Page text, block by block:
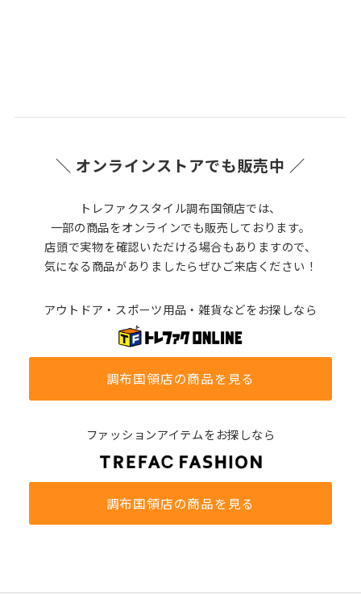
＼ オンラインストアでも販売中 ／
トレファクスタイル調布国領店では、
一部の商品をオンラインでも販売しております。
店頭で実物を確認いただける場合もありますので、
気になる商品がありましたらぜひご来店ください！
アウトドア・スポーツ用品・雑貨などをお探しなら
調布国領店の商品を見る
ファッションアイテムをお探しなら
調布国領店の商品を見る